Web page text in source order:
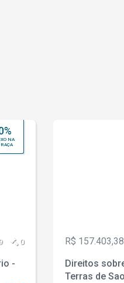
NA
0
-
R$ 157.403,38
Direitos
Terras de